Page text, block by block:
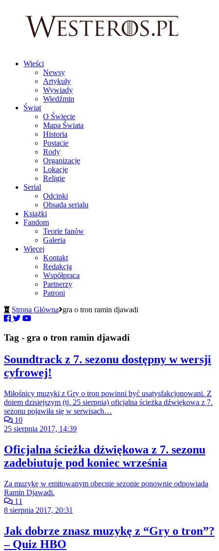
Wieści
Newsy
Artykuły
Wywiady
Wiedźmin
Świat
O Świecie
Mapa Świata
Historia
Postacie
Rody
Organizacje
Lokacje
Religie
Serial
Odcinki
Obsada serialu
Książki
Fandom
Teorie fanów
Galeria
Więcej
Kontakt
Redakcja
Współpraca
Partnerzy
Patroni
Strona Główna gra o tron ramin djawadi
Tag - gra o tron ramin djawadi
Soundtrack z 7. sezonu dostępny w wersji
cyfrowej!
Miłośnicy muzyki z Gry o tron powinni być usatysfakcjonowani. Z
dniem dzisiejszym (tj. 25 sierpnia) oficjalna ścieżka dźwiękowa z 7.
sezonu pojawiła się w serwisach…
10
25 sierpnia 2017, 14:39
Oficjalna ścieżka dźwiękowa z 7. sezonu
zadebiutuje pod koniec września
Za muzykę w emitowanym obecnie sezonie ponownie odpowiada
Ramin Djawadi.
11
8 sierpnia 2017, 20:31
Jak dobrze znasz muzykę z “Gry o tron”?
– Quiz HBO